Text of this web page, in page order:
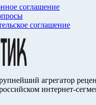
соглашение
соглашение
агрегатор
интернет-